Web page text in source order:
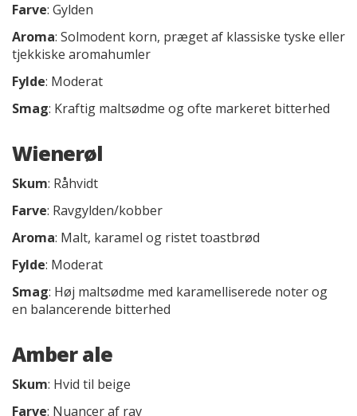
Farve: Gylden
Aroma: Solmodent korn, præget af klassiske tyske eller
tjekkiske aromahumler
Fylde: Moderat
Smag: Kraftig maltsødme og ofte markeret bitterhed
Wienerøl
Skum: Råhvidt
Farve: Ravgylden/kobber
Aroma: Malt, karamel og ristet toastbrød
Fylde: Moderat
Smag: Høj maltsødme med karamelliserede noter og
en balancerende bitterhed
Amber ale
Skum: Hvid til beige
Farve: Nuancer af rav